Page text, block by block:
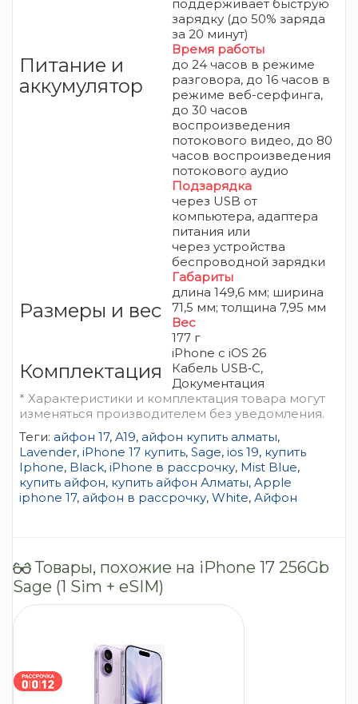
Питание и
аккумулятор
поддерживает быструю
зарядку (до 50% заряда
за 20 минут)
Время работы
до 24 часов в режиме
разговора, до 16 часов в
режиме веб-серфинга,
до 30 часов
воспроизведения
потокового видео, до 80
часов воспроизведения
потокового аудио
Подзарядка
через USB от
компьютера, адаптера
питания или
через устройства
беспроводной зарядки
Размеры и вес
Габариты
длина 149,6 мм; ширина
71,5 мм; толщина 7,95 мм
Вес
177 г
Комплектация
iPhone с iOS 26
Кабель USB‑C,
Документация
* Характеристики и комплектация товара могут
изменяться производителем без уведомления.
Теги: айфон 17, A19, айфон купить алматы,
Lavender, iPhone 17 купить, Sage, ios 19, купить
Iphone, Black, iPhone в рассрочку, Mist Blue,
купить айфон, купить айфон Алматы, Apple
iphone 17, айфон в рассрочку, White, Айфон
Товары, похожие на iPhone 17 256Gb
Sage (1 Sim + eSIM)